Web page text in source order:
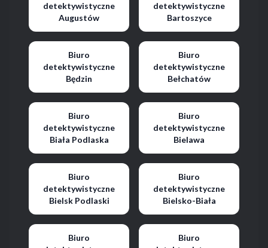
detektywistyczne
Augustów
detektywistyczne
Bartoszyce
Biuro
detektywistyczne
Będzin
Biuro
detektywistyczne
Bełchatów
Biuro
detektywistyczne
Biała Podlaska
Biuro
detektywistyczne
Bielawa
Biuro
detektywistyczne
Bielsk Podlaski
Biuro
detektywistyczne
Bielsko-Biała
Biuro
Biuro